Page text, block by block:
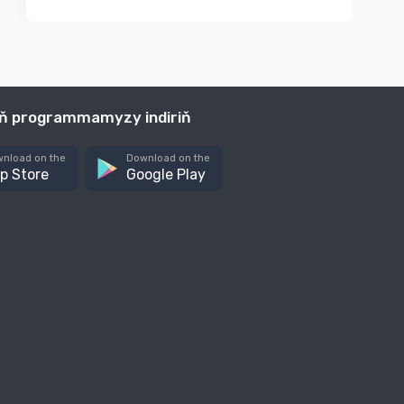
programmamyzy indiriň
on the
Store
Download on the
Google Play